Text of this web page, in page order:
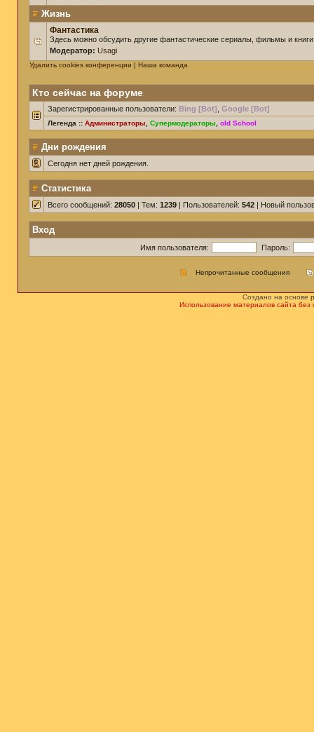
Жизнь
Фантастика
Здесь можно обсудить другие фантастические сериалы, фильмы и
Модератор: Usagi
Удалить cookies конференции | Наша команда
Кто сейчас на форуме
Зарегистрированные пользователи: Bing [Bot] Google [Bot]
Легенда :: Администраторы Супермодераторы old School
Дни рождения
Сегодня нет дней рождения.
Статистика
Всего сообщений: 28050 | Тем: 1239 | Пользователей: 542 | Новый
Вход
Имя пользователя: Пароль:
Непрочитанные сообщения
Создано на основе
Использование материалов сайта